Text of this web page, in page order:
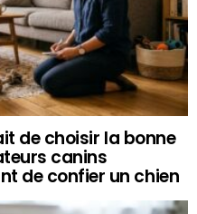
de choisir la bonne
canins
de confier un chien